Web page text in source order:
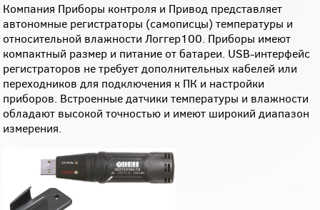
Компания Приборы контроля и Привод представляет
автономные регистраторы (самописцы) температуры и
относительной влажности Логгер100. Приборы имеют
компактный размер и питание от батареи. USB-интерфейс
регистраторов не требует дополнительных кабелей или
переходников для подключения к ПК и настройки
приборов. Встроенные датчики температуры и влажности
обладают высокой точностью и имеют широкий диапазон
измерения.